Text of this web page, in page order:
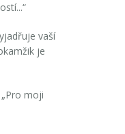
vaší
je
moji